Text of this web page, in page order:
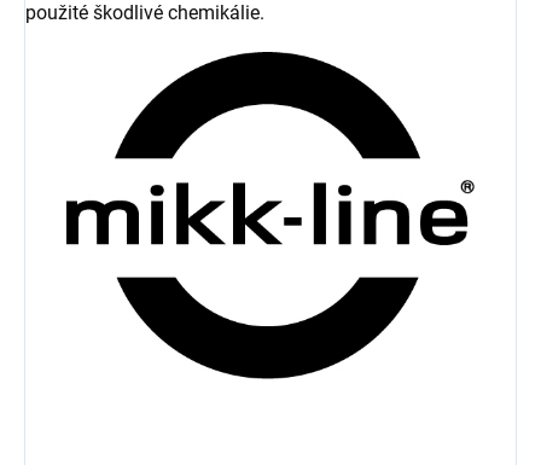
použité škodlivé chemikálie.